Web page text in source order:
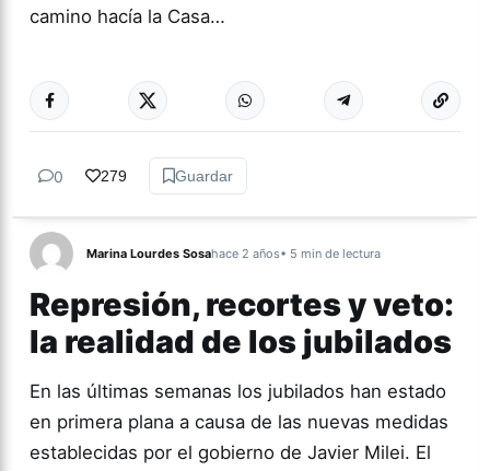
camino hacía la Casa…
ACTUALIDAD Más
0 279 Guardar
Marina Lourdes Sosahace 2 años• 5 min de lectura
Represión, recortes y veto:
la realidad de los jubilados
En las últimas semanas los jubilados han estado
en primera plana a causa de las nuevas medidas
establecidas por el gobierno de Javier Milei. El